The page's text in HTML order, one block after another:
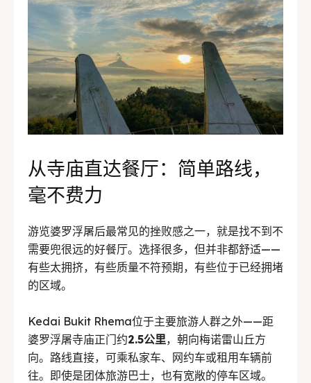
从寺庙直达餐厅：简单路线，
毫不费力
游览婆罗浮屠后最常见的挫败感之一，就是找不到不
需要兜很远的好餐厅。选择很多，但并非都舒适——
有些太拥挤，有些质量不符预期，有些位于已经拥堵
的区域。
Kedai Bukit Rhema位于主要旅游人群之外——距
婆罗浮屠寺庙正门约2.5公里，朝向梅诺雷山丘方
向。路线直接，可乘私家车、网约车或租用车辆前
往。即使是团体旅游巴士，也有宽敞的停车区域。